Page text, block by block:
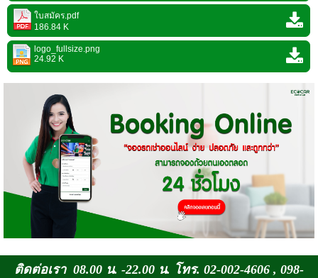
ใบสมัคร.pdf
186.84 K
logo_fullsize.png
24.92 K
ติดต่อเรา 08.00 น. -22.00 น. โทร. 02-002-4606 , 098-